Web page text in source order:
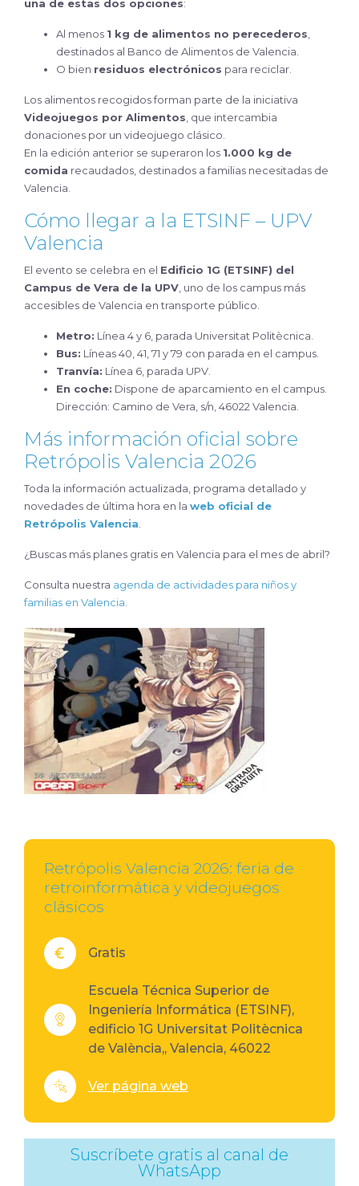
una de estas dos opciones:
Al menos 1 kg de alimentos no perecederos
destinados al Banco de Alimentos de Valencia.
O bien residuos electrónicos para reciclar.
Los alimentos recogidos forman parte de la iniciativa
Videojuegos por Alimentos , que intercambia
donaciones por un videojuego clásico.
En la edición anterior se superaron los 1.000 kg de
comida recaudados, destinados a familias necesitadas de
Valencia.
Cómo llegar a la ETSINF – UPV
Valencia
El evento se celebra en el Edificio 1G (ETSINF) del
Campus de Vera de la UPV , uno de los campus más
accesibles de Valencia en transporte público.
Metro: Línea 4 y 6, parada Universitat Politècnica.
Bus: Líneas 40, 41, 71 y 79 con parada en el campus.
Tranvía: Línea 6, parada UPV.
En coche: Dispone de aparcamiento en el campus.
Dirección: Camino de Vera, s/n, 46022 Valencia.
Más información oficial sobre
Retrópolis Valencia 2026
Toda la información actualizada, programa detallado y
novedades de última hora en la web oficial de
Retrópolis Valencia
¿Buscas más planes gratis en Valencia para el mes de abril?
Consulta nuestra agenda de actividades para niños y
familias en Valencia
Retrópolis Valencia 2026: feria de
retroinformática y videojuegos
clásicos
Gratis
Escuela Técnica Superior de
Ingeniería Informática (ETSINF),
edificio 1G Universitat Politècnica
de València,, Valencia, 46022
Ver página web
Suscríbete gratis al canal de
WhatsApp